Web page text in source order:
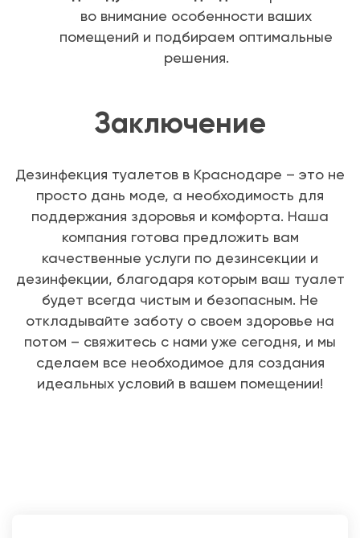
во внимание особенности ваших
помещений и подбираем оптимальные
решения.
Заключение
Дезинфекция туалетов в Краснодаре – это не
просто дань моде, а необходимость для
поддержания здоровья и комфорта. Наша
компания готова предложить вам
качественные услуги по дезинсекции и
дезинфекции, благодаря которым ваш туалет
будет всегда чистым и безопасным. Не
откладывайте заботу о своем здоровье на
потом – свяжитесь с нами уже сегодня, и мы
сделаем все необходимое для создания
идеальных условий в вашем помещении!